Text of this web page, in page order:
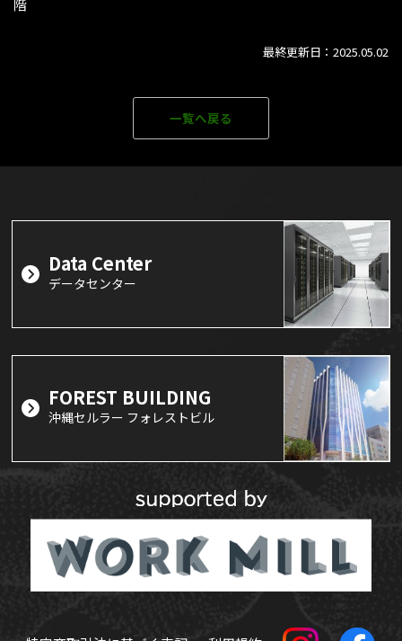
階
最終更新日：2025.05.02
一覧へ戻る
Data Center
データセンター
FOREST BUILDING
沖縄セルラー フォレストビル